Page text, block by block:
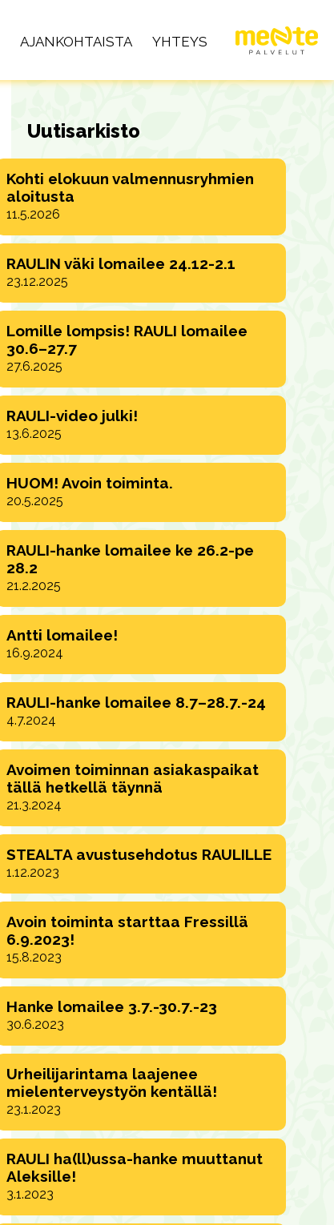
AJANKOHTAISTA YHTEYS
Uutisarkisto
Kohti elokuun valmennusryhmien
aloitusta
11.5.2026
RAULIN väki lomailee 24.12-2.1
23.12.2025
Lomille lompsis! RAULI lomailee
30.6–27.7
27.6.2025
RAULI-video julki!
13.6.2025
HUOM! Avoin toiminta.
20.5.2025
RAULI-hanke lomailee ke 26.2-pe
28.2
21.2.2025
Antti lomailee!
16.9.2024
RAULI-hanke lomailee 8.7–28.7.-24
4.7.2024
Avoimen toiminnan asiakaspaikat
tällä hetkellä täynnä
21.3.2024
STEALTA avustusehdotus RAULILLE
1.12.2023
Avoin toiminta starttaa Fressillä
6.9.2023!
15.8.2023
Hanke lomailee 3.7.-30.7.-23
30.6.2023
Urheilijarintama laajenee
mielenterveystyön kentällä!
23.1.2023
RAULI ha(ll)ussa-hanke muuttanut
Aleksille!
3.1.2023